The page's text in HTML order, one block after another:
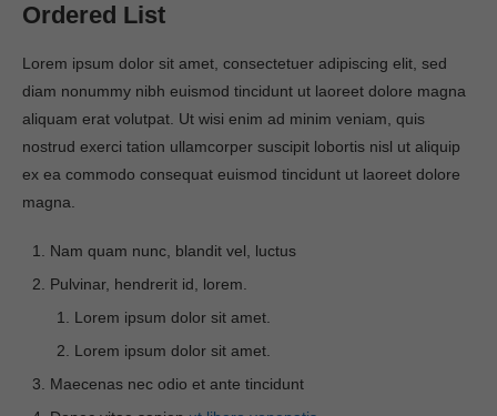
Ordered List
Lorem ipsum dolor sit amet, consectetuer adipiscing elit, sed
diam nonummy nibh euismod tincidunt ut laoreet dolore magna
aliquam erat volutpat. Ut wisi enim ad minim veniam, quis
nostrud exerci tation ullamcorper suscipit lobortis nisl ut aliquip
ex ea commodo consequat euismod tincidunt ut laoreet dolore
magna.
Nam quam nunc, blandit vel, luctus
Pulvinar, hendrerit id, lorem.
Lorem ipsum dolor sit amet.
Lorem ipsum dolor sit amet.
Maecenas nec odio et ante tincidunt